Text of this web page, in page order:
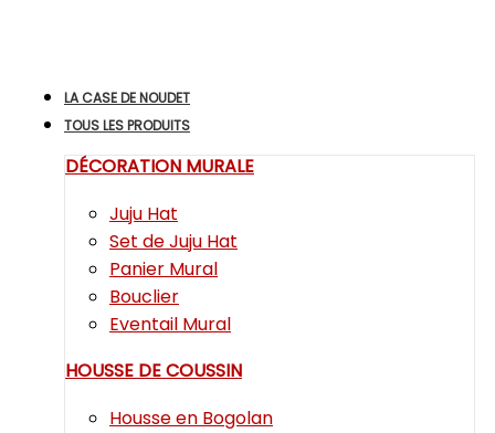
LA CASE DE NOUDET
TOUS LES PRODUITS
DÉCORATION MURALE
Juju Hat
Set de Juju Hat
Panier Mural
Bouclier
Eventail Mural
HOUSSE DE COUSSIN
Housse en Bogolan